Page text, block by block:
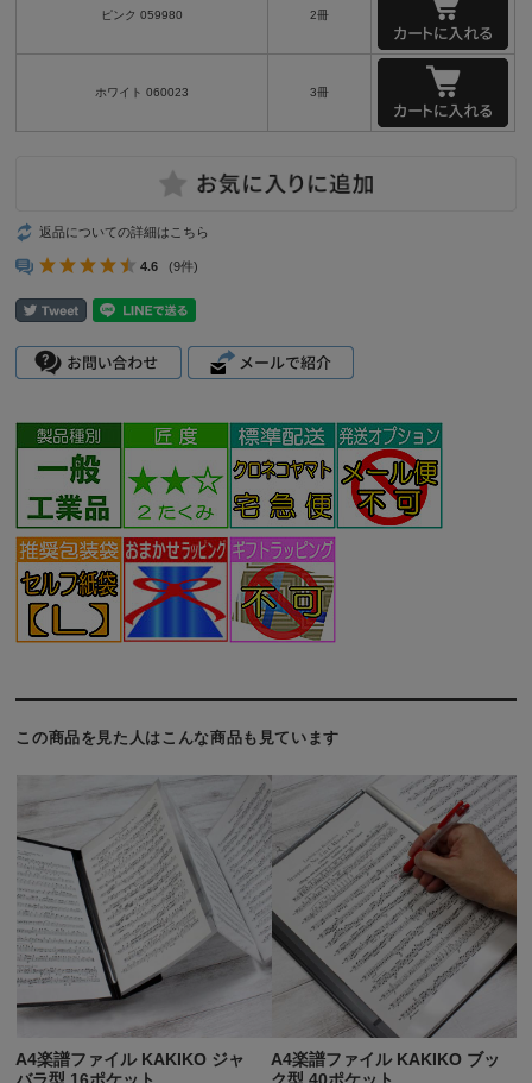
ピンク 059980 2冊
ホワイト 060023 3冊
返品についての詳細はこちら
4.6 (9件)
この商品を見た人はこんな商品も見ています
A4楽譜ファイル KAKIKO ジャ
A4楽譜ファイル KAKIKO ブッ